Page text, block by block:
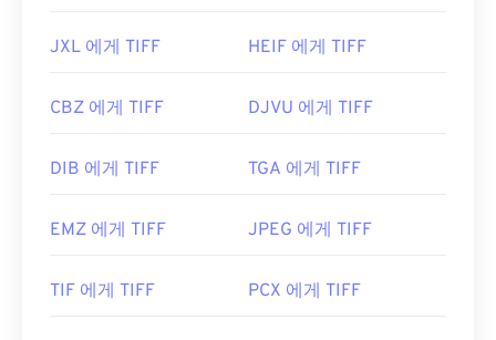
JXL 에게 TIFF HEIF 에게 TIFF
CBZ 에게 TIFF DJVU 에게 TIFF
DIB 에게 TIFF TGA 에게 TIFF
EMZ 에게 TIFF JPEG 에게 TIFF
TIF 에게 TIFF PCX 에게 TIFF